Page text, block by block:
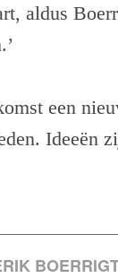
aldus
een
Ideeën